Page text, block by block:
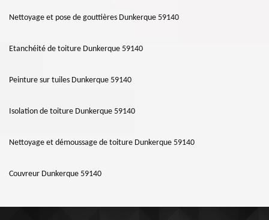
Nettoyage et pose de gouttières Dunkerque 59140
Etanchéité de toiture Dunkerque 59140
Peinture sur tuiles Dunkerque 59140
Isolation de toiture Dunkerque 59140
Nettoyage et démoussage de toiture Dunkerque 59140
Couvreur Dunkerque 59140